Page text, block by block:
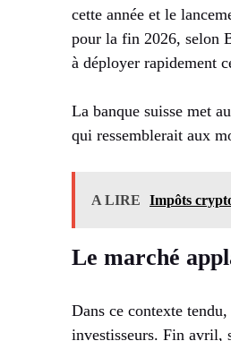
cette année et le
pour la fin 2026, selon
à déployer rapidement
La banque suisse met
qui ressemblerait aux
A LIRE Impôts
Le marché
Dans ce contexte
investisseurs. Fin avril,